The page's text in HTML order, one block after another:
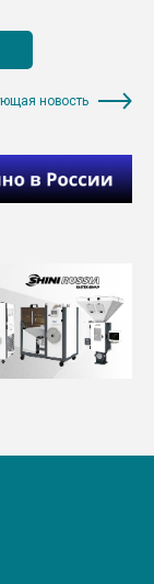
новость